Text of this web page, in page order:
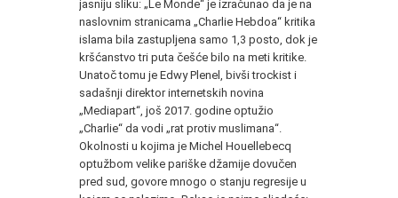
jasniju sliku: „Le Monde“ je izračunao da je na
naslovnim stranicama „Charlie Hebdoa“ kritika
islama bila zastupljena samo 1,3 posto, dok je
kršćanstvo tri puta češće bilo na meti kritike.
Unatoč tomu je Edwy Plenel, bivši trockist i
sadašnji direktor internetskih novina
„Mediapart“, još 2017. godine optužio
„Charlie“ da vodi „rat protiv muslimana“.
Okolnosti u kojima je Michel Houellebecq
optužbom velike pariške džamije dovučen
pred sud, govore mnogo o stanju regresije u